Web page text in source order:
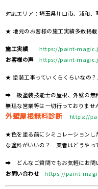
対応エリア：埼玉県川口市、浦和、
★ 地元のお客様の施工実績多数掲載
施工実績
https://paint-
お客様の声
https://paint-
★ 塗装工事っていくらくらいなの？
➡一級塗装技能士の屋根、外壁の無
無理な営業等は一切行っておりませ
外壁屋根無料診断 https://
★色を塗る前にシミュレーション
な塗料がいいの？ 業者はどうやっ
➡ どんなご質問でもお気軽にお問
お問い合わせ
https://paint-